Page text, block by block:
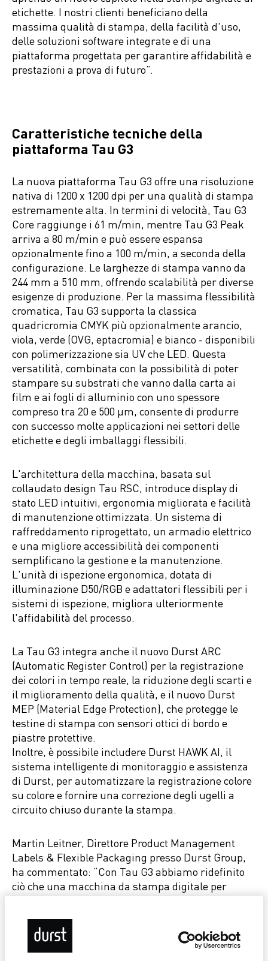
etichette. I nostri clienti beneficiano della
massima qualità di stampa, della facilità d'uso,
delle soluzioni software integrate e di una
piattaforma progettata per garantire affidabilità e
prestazioni a prova di futuro”.
Caratteristiche tecniche della
piattaforma Tau G3
La nuova piattaforma Tau G3 offre una risoluzione
nativa di 1200 x 1200 dpi per una qualità di stampa
estremamente alta. In termini di velocità, Tau G3
Core raggiunge i 61 m/min, mentre Tau G3 Peak
arriva a 80 m/min e può essere espansa
opzionalmente fino a 100 m/min, a seconda della
configurazione. Le larghezze di stampa vanno da
244 mm a 510 mm, offrendo scalabilità per diverse
esigenze di produzione. Per la massima flessibilità
cromatica, Tau G3 supporta la classica
quadricromia CMYK più opzionalmente arancio,
viola, verde (OVG, eptacromia) e bianco - disponibili
con polimerizzazione sia UV che LED. Questa
versatilità, combinata con la possibilità di poter
stampare su substrati che vanno dalla carta ai
film e ai fogli di alluminio con uno spessore
compreso tra 20 e 500 µm, consente di produrre
con successo molte applicazioni nei settori delle
etichette e degli imballaggi flessibili.
L'architettura della macchina, basata sul
collaudato design Tau RSC, introduce display di
stato LED intuitivi, ergonomia migliorata e facilità
di manutenzione ottimizzata. Un sistema di
raffreddamento riprogettato, un armadio elettrico
e una migliore accessibilità dei componenti
semplificano la gestione e la manutenzione.
L'unità di ispezione ergonomica, dotata di
illuminazione D50/RGB e adattatori flessibili per i
sistemi di ispezione, migliora ulteriormente
l'affidabilità del processo.
La Tau G3 integra anche il nuovo Durst ARC
(Automatic Register Control) per la registrazione
dei colori in tempo reale, la riduzione degli scarti e
il miglioramento della qualità, e il nuovo Durst
MEP (Material Edge Protection), che protegge le
testine di stampa con sensori ottici di bordo e
piastre protettive.
Inoltre, è possibile includere Durst HAWK AI, il
sistema intelligente di monitoraggio e assistenza
di Durst, per automatizzare la registrazione colore
su colore e fornire una correzione degli ugelli a
circuito chiuso durante la stampa.
Martin Leitner, Direttore Product Management
Labels & Flexible Packaging presso Durst Group,
ha commentato: “Con Tau G3 abbiamo ridefinito
ciò che una macchina da stampa digitale per
etichette può realizzare. Combinando getto
intelligente e opzioni di inchiostro flessibili,
forniamo ai convertitori gli strumenti necessari
per gestire sia le tirature brevi di oggi che le